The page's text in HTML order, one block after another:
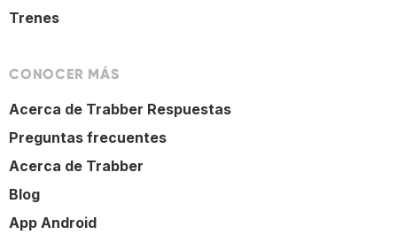
Trenes
CONOCER MÁS
Acerca de Trabber Respuestas
Preguntas frecuentes
Acerca de Trabber
Blog
App Android